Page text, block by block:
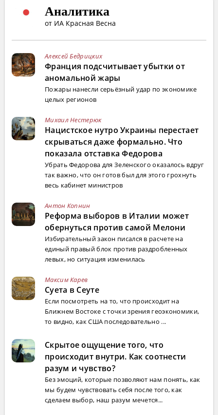
Аналитика
от ИА Красная Весна
Алексей Бедрицких
Франция подсчитывает убытки от
аномальной жары
Пожары нанесли серьёзный удар по экономике
целых регионов
Михаил Нестерюк
Нацистское нутро Украины перестает
скрываться даже формально. Что
показала отставка Федорова
Убрать Федорова для Зеленского оказалось вдруг
так важно, что он готов был для этого грохнуть
весь кабинет министров
Антон Копнин
Реформа выборов в Италии может
обернуться против самой Мелони
Избирательный закон писался в расчете на
единый правый блок против раздробленных
левых, но ситуация изменилась
Максим Карев
Суета в Сеуте
Если посмотреть на то, что происходит на
Ближнем Востоке с точки зрения геоэкономики,
то видно, как США последовательно ...
Скрытое ощущение того, что
происходит внутри. Как соотнести
разум и чувство?
Без эмоций, которые позволяют нам понять, как
мы будем чувствовать себя после того, как
сделаем выбор, наш разум мечется...